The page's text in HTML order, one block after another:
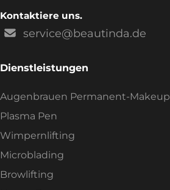
Kontaktiere uns.
service@beautinda.de
Dienstleistungen
Augenbrauen Permanent-Makeup
Plasma Pen
Wimpernlifting
Microblading
Browlifting